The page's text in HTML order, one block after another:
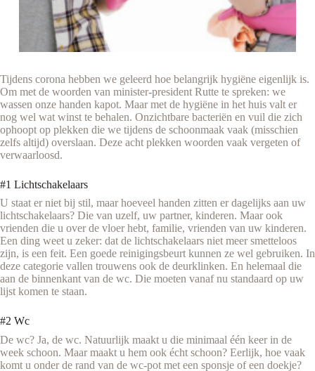
Tijdens corona hebben we geleerd hoe belangrijk hygiëne eigenlijk is.
Om met de woorden van minister-president Rutte te spreken: we
wassen onze handen kapot. Maar met de hygiëne in het huis valt er
nog wel wat winst te behalen. Onzichtbare bacteriën en vuil die zich
ophoopt op plekken die we tijdens de schoonmaak vaak (misschien
zelfs altijd) overslaan. Deze acht plekken woorden vaak vergeten of
verwaarloosd.
#1 Lichtschakelaars
U staat er niet bij stil, maar hoeveel handen zitten er dagelijks aan uw
lichtschakelaars? Die van uzelf, uw partner, kinderen. Maar ook
vrienden die u over de vloer hebt, familie, vrienden van uw kinderen.
Een ding weet u zeker: dat de lichtschakelaars niet meer smetteloos
zijn, is een feit. Een goede reinigingsbeurt kunnen ze wel gebruiken. In
deze categorie vallen trouwens ook de deurklinken. En helemaal die
aan de binnenkant van de wc. Die moeten vanaf nu standaard op uw
lijst komen te staan.
#2 Wc
De wc? Ja, de wc. Natuurlijk maakt u die minimaal één keer in de
week schoon. Maar maakt u hem ook écht schoon? Eerlijk, hoe vaak
komt u onder de rand van de wc-pot met een sponsje of een doekje?